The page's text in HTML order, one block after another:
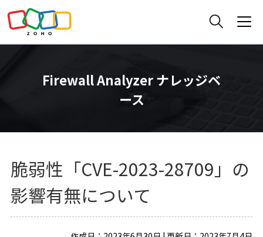
Firewall Analyzer ナレッジベ
ース
脆弱性「CVE-2023-28709」の
影響有無について